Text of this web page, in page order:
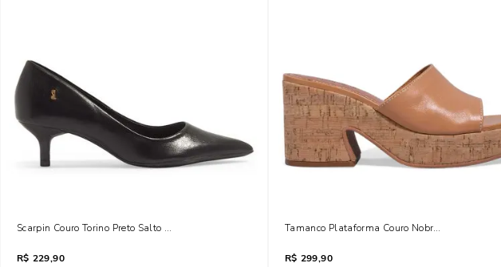
Scarpin Couro Torino Preto Salto Baixo Fino
R$ 229,90
Tamanco Plataforma Couro Nobre Soft Caramelo
R$ 299,90